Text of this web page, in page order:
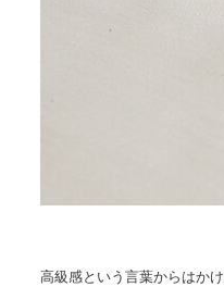
高級感という言葉からはか